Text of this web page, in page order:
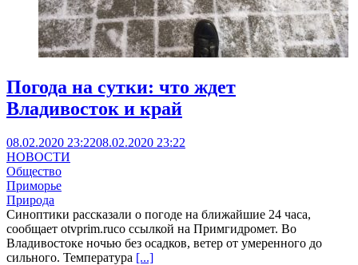
Погода на сутки: что ждет
Владивосток и край
08.02.2020 23:2208.02.2020 23:22
НОВОСТИ
Общество
Приморье
Природа
Синоптики рассказали о погоде на ближайшие 24 часа,
сообщает otvprim.ruсо ссылкой на Примгидромет. Во
Владивостоке ночью без осадков, ветер от умеренного до
сильного. Температура [...]